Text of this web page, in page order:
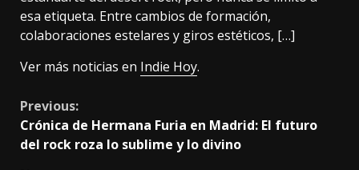
esa etiqueta. Entre cambios de formación,
colaboraciones estelares y giros estéticos, […]
Ver más noticias en Indie Hoy.
Continue
Reading
Previous:
Crónica de Hermana Furia en Madrid: El futuro
del rock roza lo sublime y lo divino